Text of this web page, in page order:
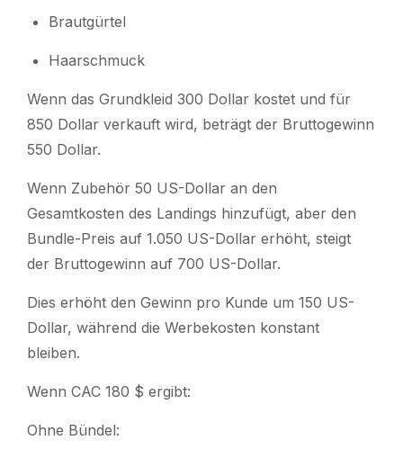
Brautgürtel
Haarschmuck
Wenn das Grundkleid 300 Dollar kostet und für
850 Dollar verkauft wird, beträgt der Bruttogewinn
550 Dollar.
Wenn Zubehör 50 US-Dollar an den
Gesamtkosten des Landings hinzufügt, aber den
Bundle-Preis auf 1.050 US-Dollar erhöht, steigt
der Bruttogewinn auf 700 US-Dollar.
Dies erhöht den Gewinn pro Kunde um 150 US-
Dollar, während die Werbekosten konstant
bleiben.
Wenn CAC 180 $ ergibt:
Ohne Bündel: